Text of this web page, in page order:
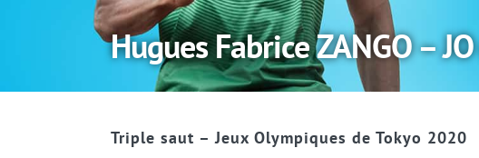
Hugues Fabrice ZANGO –
Triple saut – Jeux Olympiques de Tokyo 2020